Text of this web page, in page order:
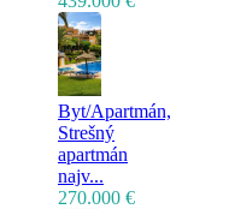
Byt/Apartmán,
Strešný
apartmán
najv...
270.000 €